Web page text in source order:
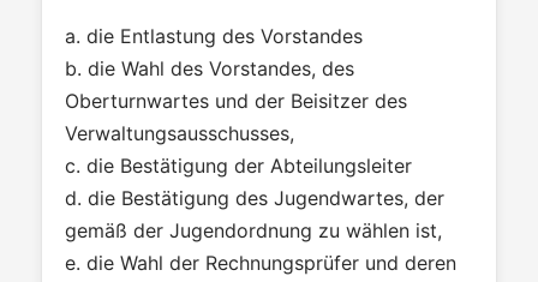
a. die Entlastung des Vorstandes
b. die Wahl des Vorstandes, des
Oberturnwartes und der Beisitzer des
Verwaltungsausschusses,
c. die Bestätigung der Abteilungsleiter
d. die Bestätigung des Jugendwartes, der
gemäß der Jugendordnung zu wählen ist,
e. die Wahl der Rechnungsprüfer und deren